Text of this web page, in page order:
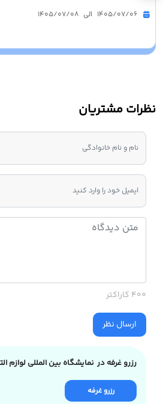
1405/07/06 الی 1405/07/08
نظرات مشتریان
400 کاراکتر
ارسال نظر
رزرو غرفه در نمایشگاه بین المللی لوازم
رزرو غرفه